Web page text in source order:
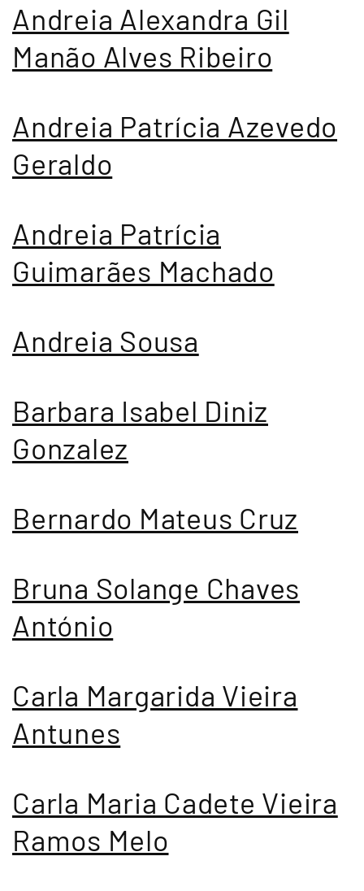
Andreia Alexandra Gil
Manão Alves Ribeiro
Andreia Patrícia Azevedo
Geraldo
Andreia Patrícia
Guimarães Machado
Andreia Sousa
Barbara Isabel Diniz
Gonzalez
Bernardo Mateus Cruz
Bruna Solange Chaves
António
Carla Margarida Vieira
Antunes
Carla Maria Cadete Vieira
Ramos Melo